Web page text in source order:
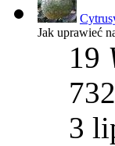
Jak uprawieć
19
732
3